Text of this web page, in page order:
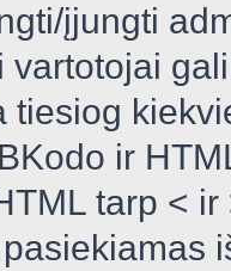
įjungti
vartotojai
tiesiog
ir
tarp <